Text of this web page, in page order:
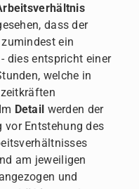
dass der
ein
dies entspricht einer
welche in
Detail werden der
Entstehung des
am jeweiligen
und